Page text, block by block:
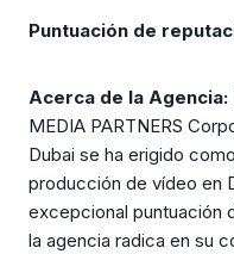
Puntuación de
Acerca de la Agencia:
MEDIA PARTNERS
Dubai se ha erigido
producción de vídeo en
excepcional puntuación
la agencia radica en su